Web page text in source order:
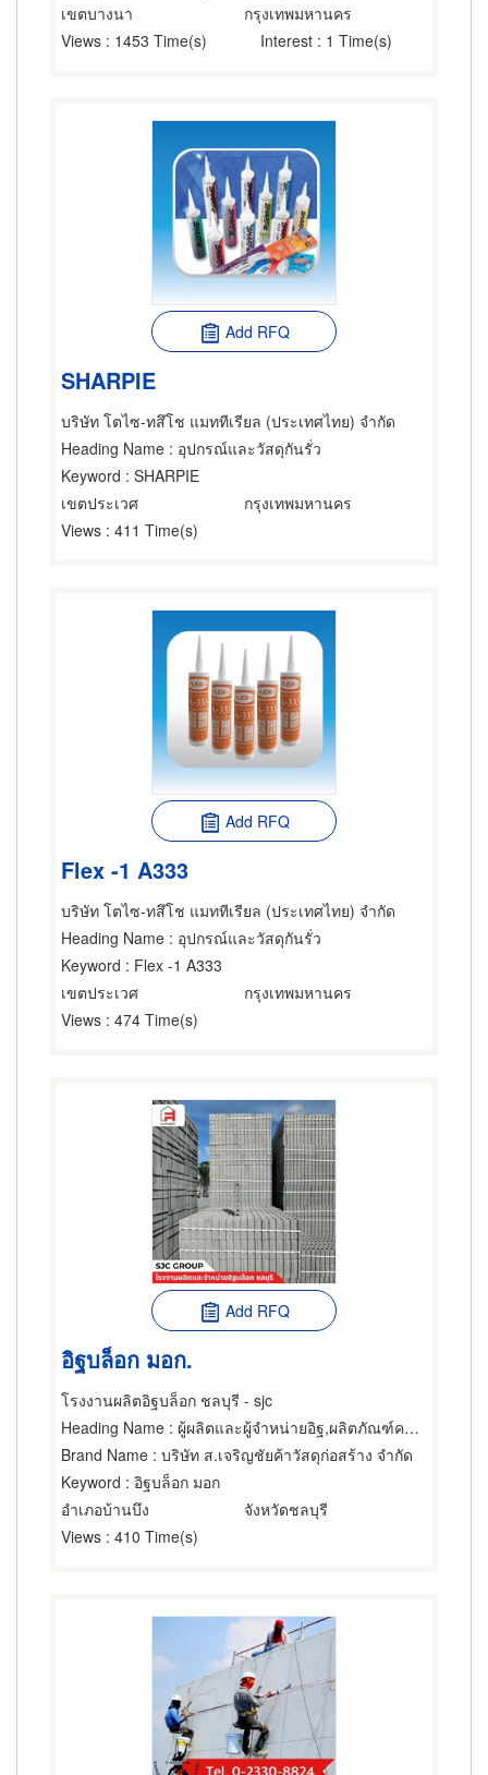
เขตบางนา
กรุงเทพมหานคร
Views : 1453 Time(s) Interest : 1 Time(s)
Add RFQ
SHARPIE
บริษัท โตไซ-ทสึโช แมททีเรียล (ประเทศไทย) จำกัด
Heading Name : อุปกรณ์และวัสดุกันรั่ว
Keyword : SHARPIE
เขตประเวศ
กรุงเทพมหานคร
Views : 411 Time(s)
Add RFQ
Flex -1 A333
บริษัท โตไซ-ทสึโช แมททีเรียล (ประเทศไทย) จำกัด
Heading Name : อุปกรณ์และวัสดุกันรั่ว
Keyword : Flex -1 A333
เขตประเวศ
กรุงเทพมหานคร
Views : 474 Time(s)
Add RFQ
อิฐบล็อก มอก.
โรงงานผลิตอิฐบล็อก ชลบุรี - sjc
Heading Name : ผู้ผลิตและผู้จำหน่ายอิฐ,ผลิตภัณฑ์คอนกรีต,อุปกรณ์และวัสดุกันรั่ว
Brand Name : บริษัท ส.เจริญชัยค้าวัสดุก่อสร้าง จำกัด
Keyword : อิฐบล็อก มอก
อำเภอบ้านบึง
จังหวัดชลบุรี
Views : 410 Time(s)